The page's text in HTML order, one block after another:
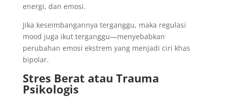
energi, dan emosi.
Jika keseimbangannya terganggu, maka regulasi
mood juga ikut terganggu—menyebabkan
perubahan emosi ekstrem yang menjadi ciri khas
bipolar.
Stres Berat atau Trauma
Psikologis